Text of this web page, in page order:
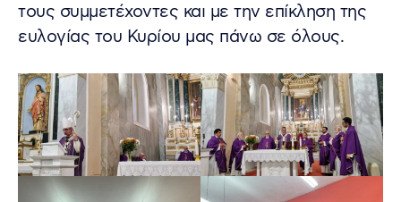
τους συμμετέχοντες και με την επίκληση της
ευλογίας του Κυρίου μας πάνω σε όλους.